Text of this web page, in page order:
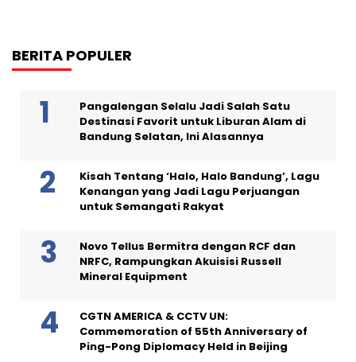
BERITA POPULER
Pangalengan Selalu Jadi Salah Satu
Destinasi Favorit untuk Liburan Alam di
Bandung Selatan, Ini Alasannya
Kisah Tentang ‘Halo, Halo Bandung’, Lagu
Kenangan yang Jadi Lagu Perjuangan
untuk Semangati Rakyat
Novo Tellus Bermitra dengan RCF dan
NRFC, Rampungkan Akuisisi Russell
Mineral Equipment
CGTN AMERICA & CCTV UN:
Commemoration of 55th Anniversary of
Ping-Pong Diplomacy Held in Beijing